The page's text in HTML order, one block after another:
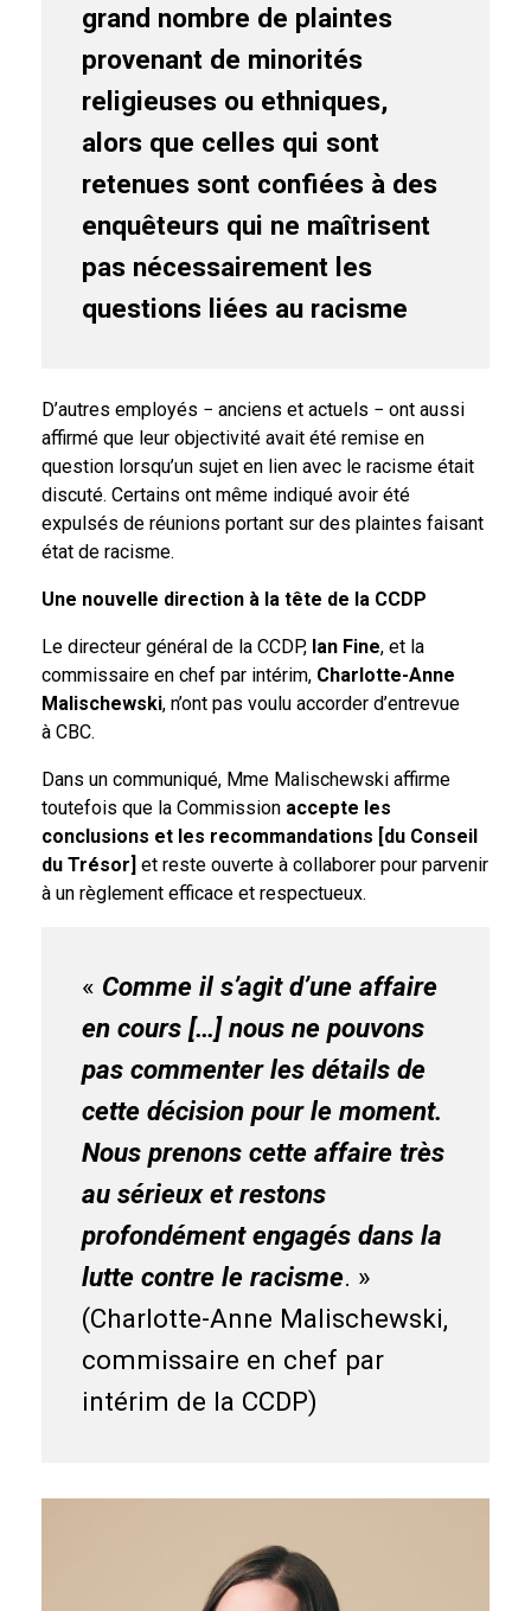
grand nombre de plaintes
provenant de minorités
religieuses ou ethniques,
alors que celles qui sont
retenues sont confiées à des
enquêteurs qui ne maîtrisent
pas nécessairement les
questions liées au racisme
D’autres employés − anciens et actuels − ont aussi
affirmé que leur objectivité avait été remise en
question lorsqu’un sujet en lien avec le racisme était
discuté. Certains ont même indiqué avoir été
expulsés de réunions portant sur des plaintes faisant
état de racisme.
Une nouvelle direction à la tête de la CCDP
Le directeur général de la CCDP, Ian Fine, et la
commissaire en chef par intérim, Charlotte-Anne
Malischewski, n’ont pas voulu accorder d’entrevue
à CBC.
Dans un communiqué, Mme Malischewski affirme
toutefois que la Commission accepte les
conclusions et les recommandations [du Conseil
du Trésor] et reste ouverte à collaborer pour parvenir
à un règlement efficace et respectueux.
« Comme il s’agit d’une affaire
en cours […] nous ne pouvons
pas commenter les détails de
cette décision pour le moment.
Nous prenons cette affaire très
au sérieux et restons
profondément engagés dans la
lutte contre le racisme. »
(Charlotte-Anne Malischewski,
commissaire en chef par
intérim de la CCDP)